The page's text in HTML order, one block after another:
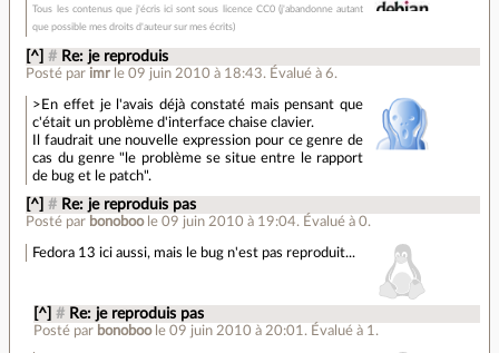
Tous les contenus que j'écris ici sont sous licence CC0 (j'abandonne autant
que possible mes droits d'auteur sur mes écrits)
[^] # Re: je reproduis
Posté par imr le 09 juin 2010 à 18:43. Évalué à6.
>En effet je l'avais déjà constaté mais pensant que
c'était un problème d'interface chaise clavier.
Il faudrait une nouvelle expression pour ce genre de
cas du genre "le problème se situe entre le rapport
de bug et le patch".
[^] # Re: je reproduis pas
Posté par bonoboo le 09 juin 2010 à 19:04. Évalué à0.
Fedora 13 ici aussi, mais le bug n'est pas reproduit...
[^] # Re: je reproduis pas
Posté par bonoboo le 09 juin 2010 à 20:01 . Évalué à 1 .